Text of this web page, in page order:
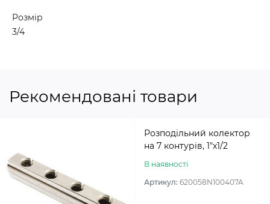
Розмір
3/4
Рекомендовані товари
Розподільний колектор
на 7 контурів, 1″х1/2
В наявності
Артикул: 620058N100407A